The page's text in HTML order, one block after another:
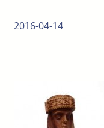
2016-04-14